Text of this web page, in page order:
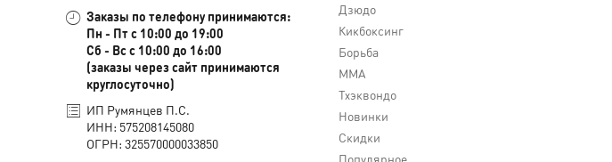
Дзюдо
Кикбоксинг
Борьба
MMA
Тхэквондо
Новинки
Скидки
Популярное
Заказы по телефону принимаются:
Пн - Пт с 10:00 до 19:00
Сб - Вс с 10:00 до 16:00
(заказы через сайт принимаются
круглосуточно)
ИП Румянцев П.С.
ИНН: 575208145080
ОГРН: 325570000033850